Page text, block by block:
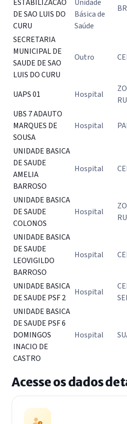
ESTABILIZACAO
DE SAO LUIS DO
CURU
Unidade
Básica de
Saúde
BR
SECRETARIA
MUNICIPAL DE
SAUDE DE SAO
LUIS DO CURU
Outro
UAPS 01 Hospital
UBS 7 ADAUTO
MARQUES DE
SOUSA
Hospital
UNIDADE BASICA
DE SAUDE
AMELIA
BARROSO
Hospital
UNIDADE BASICA
DE SAUDE
COLONOS
Hospital
UNIDADE BASICA
DE SAUDE
LEOVIGILDO
BARROSO
Hospital
UNIDADE BASICA
DE SAUDE PSF 2
Hospital
UNIDADE BASICA
DE SAUDE PSF 6
DOMINGOS
INACIO DE
CASTRO
Hospital
Acesse os dados